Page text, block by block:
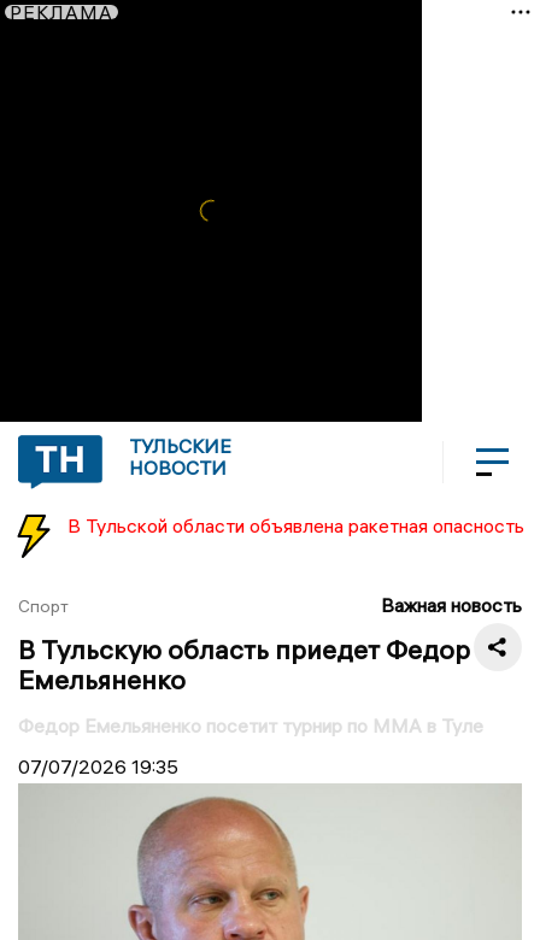
РЕКЛАМА
ТУЛЬСКИЕ
НОВОСТИ
В Тульской области объявлена ракетная опасность
Спорт Важная новость
В Тульскую область приедет Федор
Емельяненко
Федор Емельяненко посетит турнир по ММА в Туле
07/07/2026 19:35